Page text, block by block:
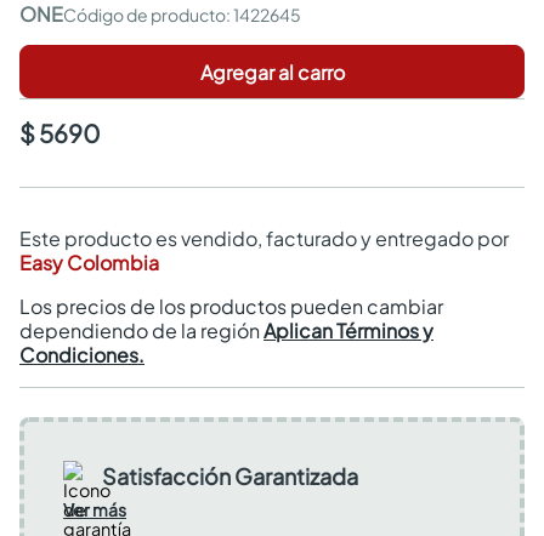
ONE :1422645
Agregar al carro
$ 5690
Este producto es vendido, facturado y entregado por
Easy Colombia
Los precios de los productos pueden cambiar
dependiendo de la regiónAplican Términos y
Condiciones.
Satisfacción Garantizada
Ver más